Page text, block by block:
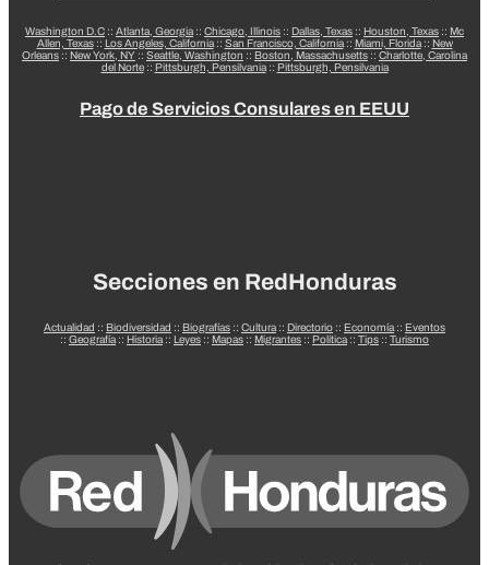
Washington D.C :: Atlanta, Georgia:: Chicago, Illinois :: Dallas, Texas :: Houston, Texas :: Mc
Allen, Texas:: Los Angeles, California:: San Francisco, California:: Miami, Florida:: New
Orleans :: New York, NY :: Seattle, Washington :: Boston, Massachusetts :: Charlotte, Carolina
del Norte:: Pittsburgh, Pensilvania:: Pittsburgh, Pensilvania
Pago de Servicios Consulares en EEUU
Secciones en RedHonduras
Actualidad :: Biodiversidad :: Biografías :: Cultura :: Directorio :: Economía :: Eventos
:: Geografía :: Historia :: Leyes :: Mapas :: Migrantes :: Política :: Tips :: Turismo